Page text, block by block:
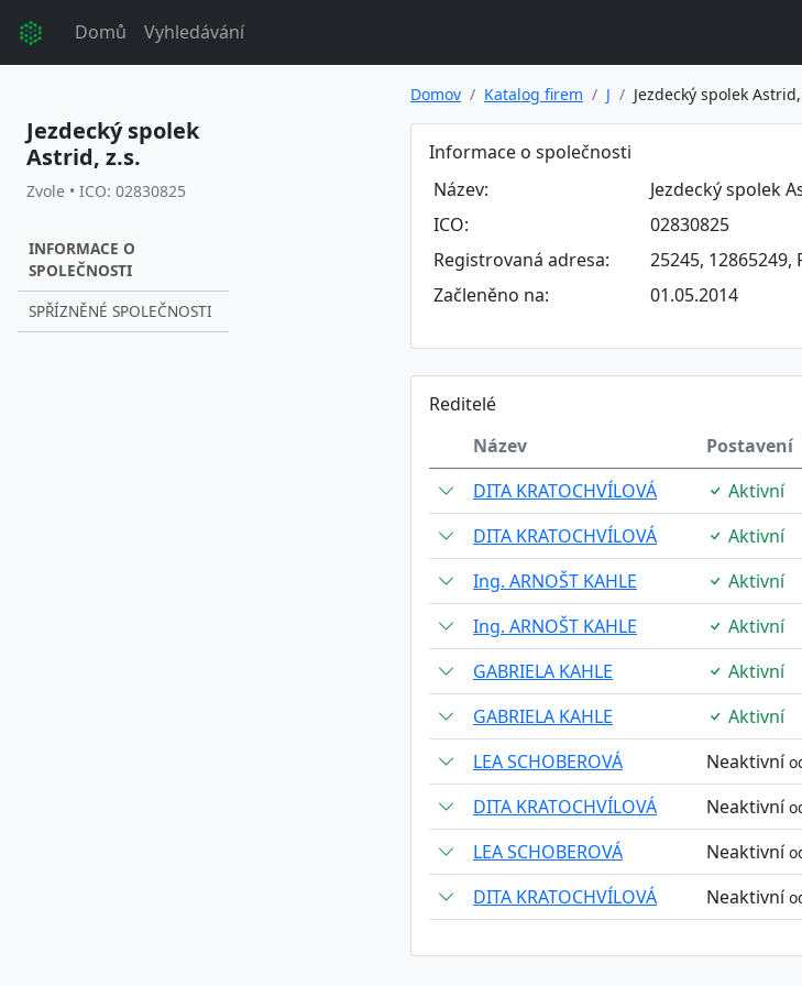
Domů Vyhledávání
Jezdecký spolek
Astrid, z.s.
Zvole • ICO: 02830825
INFORMACE O
SPOLEČNOSTI
SPŘÍZNĚNÉ SPOLEČNOSTI
Domov Katalog firem J Jezdecký spolek
Informace o společnosti
Název:
Jezdecký spolek
ICO:
02830825
Registrovaná adresa:
25245, 12865249,
Začleněno na:
01.05.2014
Reditelé
Název
Postavení
DITA KRATOCHVÍLOVÁ
Aktivní
DITA KRATOCHVÍLOVÁ
Aktivní
Ing. ARNOŠT KAHLE
Aktivní
Ing. ARNOŠT KAHLE
Aktivní
GABRIELA KAHLE
Aktivní
GABRIELA KAHLE
Aktivní
LEA SCHOBEROVÁ
Neaktivní
DITA KRATOCHVÍLOVÁ
Neaktivní
LEA SCHOBEROVÁ
Neaktivní
DITA KRATOCHVÍLOVÁ
Neaktivní